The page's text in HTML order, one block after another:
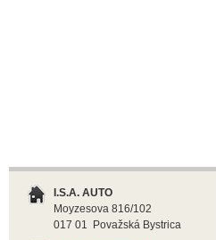
I.S.A. AUTO
Moyzesova 816/102
017 01 Považská Bystrica